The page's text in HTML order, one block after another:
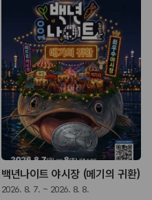
백년나이트 야시장 (메기의 귀환)
2026. 8. 7. ~ 2026. 8. 8.